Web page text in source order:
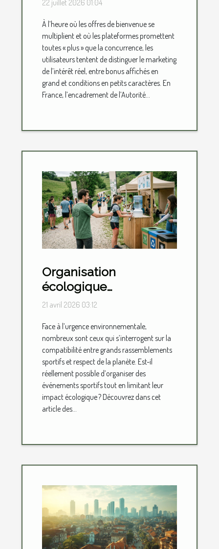
ajoutée ?
22 juillet 2026 01:04
À l’heure où les offres de bienvenue se
multiplient et où les plateformes promettent
toutes « plus » que la concurrence, les
utilisateurs tentent de distinguer le marketing
de l’intérêt réel, entre bonus affichés en
grand et conditions en petits caractères. En
France, l’encadrement de l’Autorité...
Organisation
écologique
d'événements sportifs :
21 avril 2026 03:12
Face à l’urgence environnementale,
nombreux sont ceux qui s’interrogent sur la
compatibilité entre grands rassemblements
sportifs et respect de la planète. Est-il
réellement possible d’organiser des
événements sportifs tout en limitant leur
impact écologique ? Découvrez dans cet
article des...